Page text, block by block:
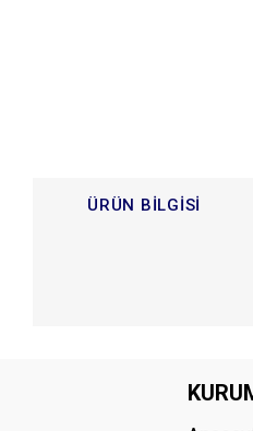
ÜRÜN BILGISI